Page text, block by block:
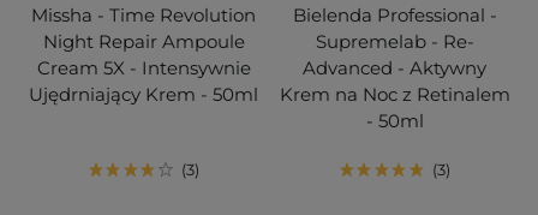
Missha - Time Revolution
Night Repair Ampoule
Cream 5X - Intensywnie
Ujędrniający Krem - 50ml
3
Bielenda Professional -
Supremelab - Re-
Advanced - Aktywny
Krem na Noc z Retinalem
- 50ml
3